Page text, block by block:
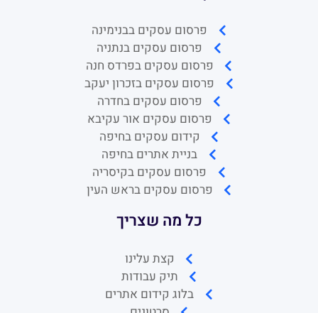
פרסום עסקים בבנימינה
פרסום עסקים בנתניה
פרסום עסקים בפרדס חנה
פרסום עסקים בזכרון יעקב
פרסום עסקים בחדרה
פרסום עסקים אור עקיבא
קידום עסקים בחיפה
בניית אתרים בחיפה
פרסום עסקים בקיסריה
פרסום עסקים בראש העין
כל מה שצריך
קצת עלינו
תיק עבודות
בלוג קידום אתרים